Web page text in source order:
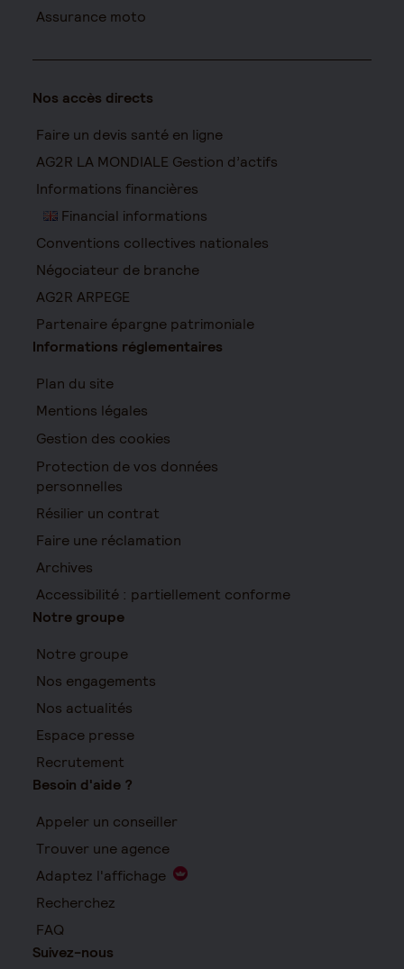
Assurance moto
Nos accès directs
Faire un devis santé en ligne
AG2R LA MONDIALE Gestion d’actifs
Informations financières
Financial informations
Conventions collectives nationales
Négociateur de branche
AG2R ARPEGE
Partenaire épargne patrimoniale
Informations réglementaires
Plan du site
Mentions légales
Gestion des cookies
Protection de vos données
personnelles
Résilier un contrat
Faire une réclamation
Archives
Accessibilité : partiellement conforme
Notre groupe
Notre groupe
Nos engagements
Nos actualités
Espace presse
Recrutement
Besoin d'aide ?
Appeler un conseiller
Trouver une agence
Adaptez l'affichage
Recherchez
FAQ
Suivez-nous